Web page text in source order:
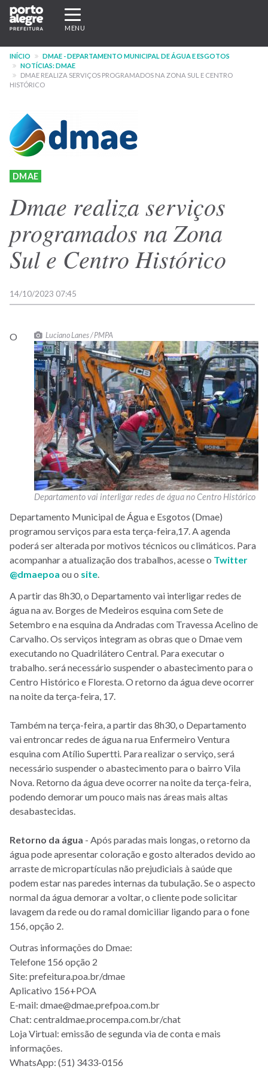
Pular
para
conteúdo
principal
Expandir/recolher
navegação
MENU
INÍCIO
DMAE - DEPARTAMENTO MUNICIPAL DE ÁGUA E ESGOTOS
NOTÍCIAS: DMAE
DMAE REALIZA SERVIÇOS PROGRAMADOS NA ZONA SUL E CENTRO
HISTÓRICO
DMAE
Dmae realiza serviços
programados na Zona
Sul e Centro Histórico
14/10/2023 07:45
Luciano Lanes / PMPA
Departamento vai interligar redes de água no Centro Histórico
O
Departamento Municipal de Água e Esgotos (Dmae)
programou serviços para esta terça-feira,17. A agenda
poderá ser alterada por motivos técnicos ou climáticos. Para
acompanhar a atualização dos trabalhos, acesse o Twitter
@dmaepoa ou o site.
A partir das 8h30, o Departamento vai interligar redes de
água na av. Borges de Medeiros esquina com Sete de
Setembro e na esquina da Andradas com Travessa Acelino de
Carvalho. Os serviços integram as obras que o Dmae vem
executando no Quadrilátero Central. Para executar o
trabalho. será necessário suspender o abastecimento para o
Centro Histórico e Floresta. O retorno da água deve ocorrer
na noite da terça-feira, 17.
Também na terça-feira, a partir das 8h30, o Departamento
vai entroncar redes de água na rua Enfermeiro Ventura
esquina com Atílio Supertti. Para realizar o serviço, será
necessário suspender o abastecimento para o bairro Vila
Nova. Retorno da água deve ocorrer na noite da terça-feira,
podendo demorar um pouco mais nas áreas mais altas
desabastecidas.
Retorno da água - Após paradas mais longas, o retorno da
água pode apresentar coloração e gosto alterados devido ao
arraste de micropartículas não prejudiciais à saúde que
podem estar nas paredes internas da tubulação. Se o aspecto
normal da água demorar a voltar, o cliente pode solicitar
lavagem da rede ou do ramal domiciliar ligando para o fone
156, opção 2.
Outras informações do Dmae:
Telefone 156 opção 2
Site: prefeitura.poa.br/dmae
Aplicativo 156+POA
E-mail: dmae@dmae.prefpoa.com.br
Chat: centraldmae.procempa.com.br/chat
Loja Virtual: emissão de segunda via de conta e mais
informações.
WhatsApp: (51) 3433-0156